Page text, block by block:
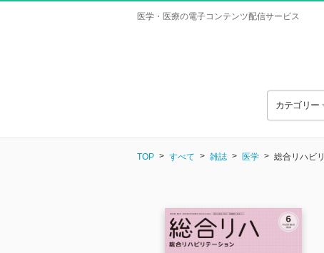
医学・医療の電子コンテンツ配信サービス
カテゴリー
TOP すべて 雑誌 医学 総合リハビ